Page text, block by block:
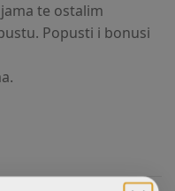
te ostalim
Popusti i bonusi